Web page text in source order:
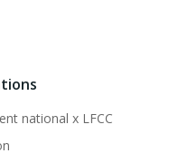
national x LFCC